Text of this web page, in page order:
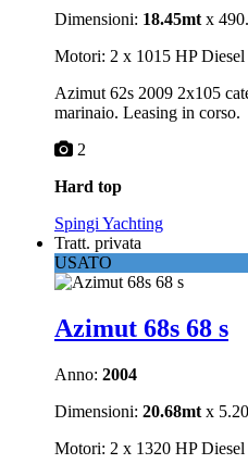
Dimensioni: 18.45mt x
Motori: 2 x 1015 HP Diesel
Azimut 62s 2009 2x105
marinaio. Leasing in corso.
2
Hard top
Spingi Yachting
Tratt. privata
USATO
Azimut 68s 68 s
Anno: 2004
Dimensioni: 20.68mt x
Motori: 2 x 1320 HP Diesel